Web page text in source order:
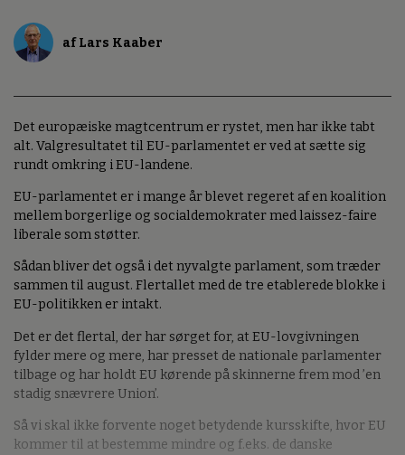
af Lars Kaaber
Det europæiske magtcentrum er rystet, men har ikke tabt
alt. Valgresultatet til EU-parlamentet er ved at sætte sig
rundt omkring i EU-landene.
EU-parlamentet er i mange år blevet regeret af en koalition
mellem borgerlige og socialdemokrater med laissez-faire
liberale som støtter.
Sådan bliver det også i det nyvalgte parlament, som træder
sammen til august. Flertallet med de tre etablerede blokke i
EU-politikken er intakt.
Det er det flertal, der har sørget for, at EU-lovgivningen
fylder mere og mere, har presset de nationale parlamenter
tilbage og har holdt EU kørende på skinnerne frem mod ’en
stadig snævrere Union’.
Så vi skal ikke forvente noget betydende kursskifte, hvor EU
kommer til at bestemme mindre og f.eks. de danske